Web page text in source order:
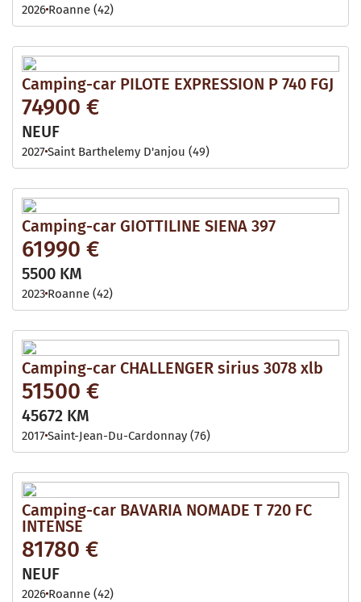
2026 Roanne (42)
Camping-car PILOTE EXPRESSION P 740 FGJ
74900 €
NEUF
2027Saint Barthelemy D'anjou (49)
Camping-car GIOTTILINE SIENA 397
61990 €
5500 KM
2023 Roanne (42)
Camping-car CHALLENGER sirius 3078 xlb
51500 €
45672 KM
2017Saint-Jean-Du-Cardonnay (76)
Camping-car BAVARIA NOMADE T 720 FC
INTENSE
81780 €
NEUF
2026 Roanne (42)